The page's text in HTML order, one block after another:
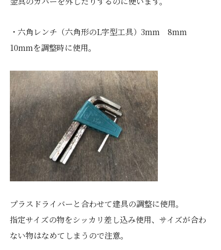
・六角レンチ（六角形のL字型工具）3mm 8mm
10mmを調整時に使用。
プラスドライバーと合わせて建具の調整に使用。
指定サイズの物をシッカリ差し込み使用、サイズが合わ
ない物はなめてしまうので注意。